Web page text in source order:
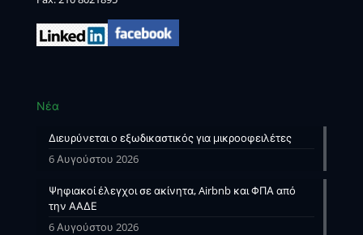
Νέα
Διευρύνεται ο εξωδικαστικός για μικροοφειλέτες
6 Αυγούστου 2026
Ψηφιακοί έλεγχοι σε ακίνητα, Airbnb και ΦΠΑ από
την ΑΑΔΕ
6 Αυγούστου 2026